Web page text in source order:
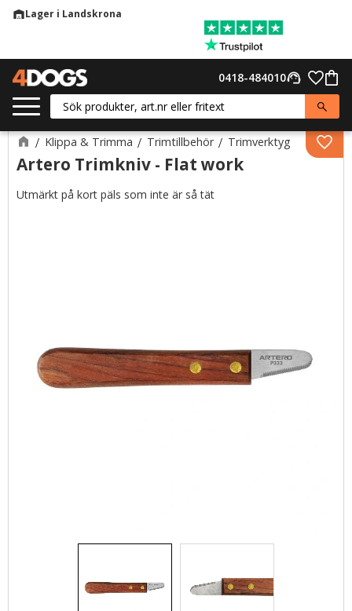
warehouseLager i Landskrona
support_agent
0418-484010
Klippa & Trimma Trimtillbehör Trimverktyg
Artero Trimkniv - Flat work
Utmärkt på kort päls som inte är så tät